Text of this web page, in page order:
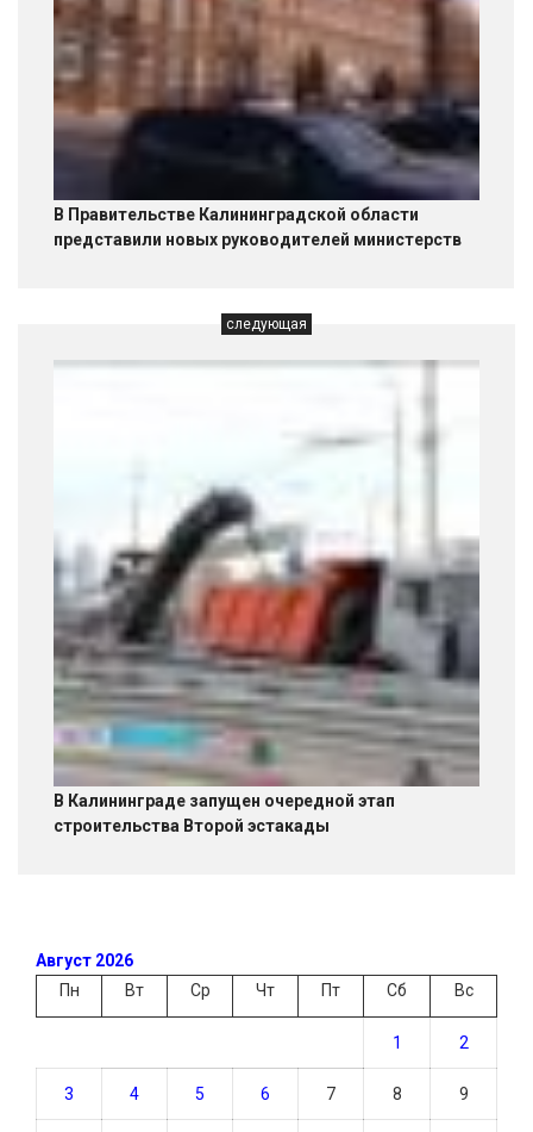
В Правительстве Калининградской области
представили новых руководителей министерств
следующая
В Калининграде запущен очередной этап
строительства Второй эстакады
Август 2026
Пн
Вт Ср Чт Пт Сб Вс
1 2
3 4 5 6 7 8 9